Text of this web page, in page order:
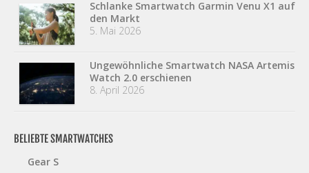
Schlanke Smartwatch Garmin Venu X1 auf
den Markt
5. Mai 2026
Ungewöhnliche Smartwatch NASA Artemis
Watch 2.0 erschienen
8. April 2026
BELIEBTE SMARTWATCHES
Gear S